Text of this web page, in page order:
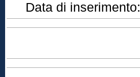
Data di inserimento: